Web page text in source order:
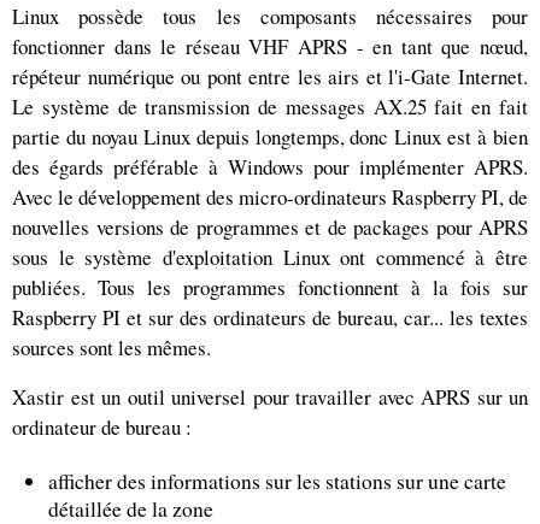
Linux possède tous les composants nécessaires pour
fonctionner dans le réseau VHF APRS - en tant que nœud,
répéteur numérique ou pont entre les airs et l'i-Gate Internet.
Le système de transmission de messages AX.25 fait en fait
partie du noyau Linux depuis longtemps, donc Linux est à bien
des égards préférable à Windows pour implémenter APRS.
Avec le développement des micro-ordinateurs Raspberry PI, de
nouvelles versions de programmes et de packages pour APRS
sous le système d'exploitation Linux ont commencé à être
publiées. Tous les programmes fonctionnent à la fois sur
Raspberry PI et sur des ordinateurs de bureau, car... les textes
sources sont les mêmes.
Xastir est un outil universel pour travailler avec APRS sur un
ordinateur de bureau :
afficher des informations sur les stations sur une carte
détaillée de la zone